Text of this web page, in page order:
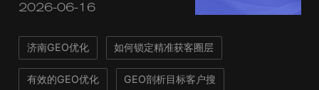
2026-06-16
济南GEO优化 如何锁定精准获客圈层
有效的GEO优化 GEO剖析目标客户搜